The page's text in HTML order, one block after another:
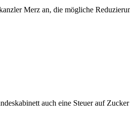
Merz an, die mögliche
auch eine Steuer auf